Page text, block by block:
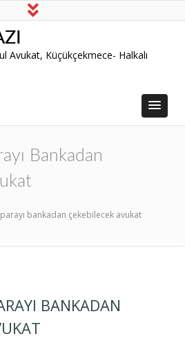
Avukat, Küçükçekmece- Halkalı
Bankadan
bankadan çekebilecek avukat
BANKADAN